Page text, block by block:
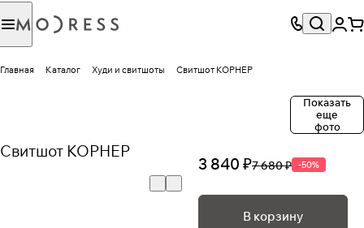
Главная Каталог Худи и свитшоты Свитшот КОРНЕР
Показать
еще
фото
Свитшот КОРНЕР
3 840 ₽7 680 ₽ -50%
В корзину